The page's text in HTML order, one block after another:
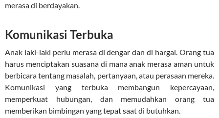
merasa di berdayakan.
Komunikasi Terbuka
Anak laki-laki perlu merasa di dengar dan di hargai. Orang tua
harus menciptakan suasana di mana anak merasa aman untuk
berbicara tentang masalah, pertanyaan, atau perasaan mereka.
Komunikasi yang terbuka membangun kepercayaan,
memperkuat hubungan, dan memudahkan orang tua
memberikan bimbingan yang tepat saat di butuhkan.